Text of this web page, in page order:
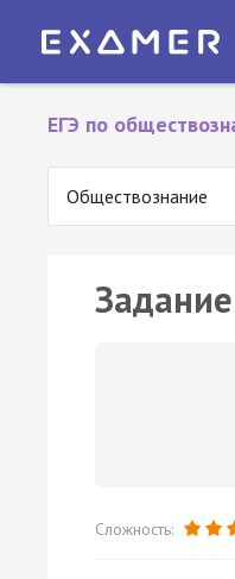
ЕГЭ по
Обществознание
Сложность: